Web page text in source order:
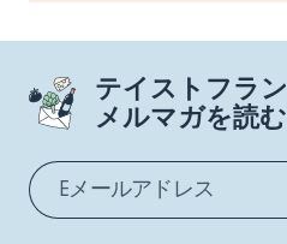
テイストフラ
メルマガを読む